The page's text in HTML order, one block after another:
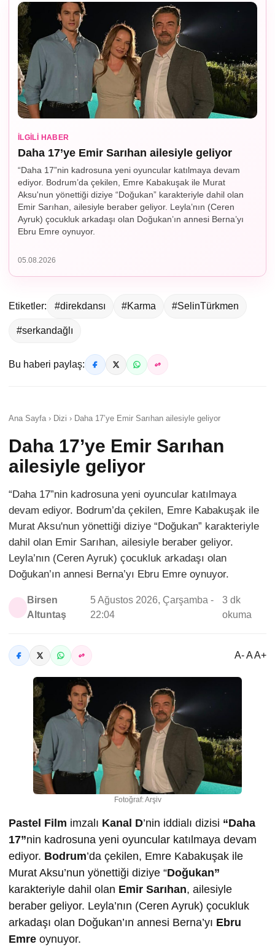
İLGILI HABER
Daha 17’ye Emir Sarıhan ailesiyle geliyor
“Daha 17”nin kadrosuna yeni oyuncular katılmaya devam
ediyor. Bodrum’da çekilen, Emre Kabakuşak ile Murat
Aksu'nun yönettiği diziye “Doğukan” karakteriyle dahil olan
Emir Sarıhan, ailesiyle beraber geliyor. Leyla’nın (Ceren
Ayruk) çocukluk arkadaşı olan Doğukan’ın annesi Berna’yı
Ebru Emre oynuyor.
05.08.2026
Etiketler: #direkdansı #Karma #SelinTürkmen
#serkandağlı
Bu haberi paylaş:
Ana Sayfa › Dizi › Daha 17’ye Emir Sarıhan ailesiyle geliyor
Daha 17’ye Emir Sarıhan
ailesiyle geliyor
“Daha 17”nin kadrosuna yeni oyuncular katılmaya
devam ediyor. Bodrum’da çekilen, Emre Kabakuşak ile
Murat Aksu'nun yönettiği diziye “Doğukan” karakteriyle
dahil olan Emir Sarıhan, ailesiyle beraber geliyor.
Leyla’nın (Ceren Ayruk) çocukluk arkadaşı olan
Doğukan’ın annesi Berna’yı Ebru Emre oynuyor.
Birsen
Altuntaş
5 Ağustos 2026, Çarşamba -
22:04
3 dk
okuma
A- A A+
Fotoğraf: Arşiv
Pastel Film imzalı Kanal D’nin iddialı dizisi “Daha
17”nin kadrosuna yeni oyuncular katılmaya devam
ediyor. Bodrum’da çekilen, Emre Kabakuşak ile
Murat Aksu’nun yönettiği diziye “Doğukan”
karakteriyle dahil olan Emir Sarıhan, ailesiyle
beraber geliyor. Leyla’nın (Ceren Ayruk) çocukluk
arkadaşı olan Doğukan’ın annesi Berna’yı Ebru
Emre oynuyor.